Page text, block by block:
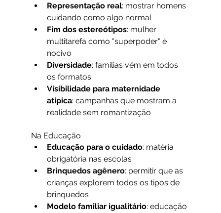
Representação real: mostrar homens
cuidando como algo normal
Fim dos estereótipos: mulher
multitarefa como "superpoder" é
nocivo
Diversidade: famílias vêm em todos
os formatos
Visibilidade para maternidade
atípica: campanhas que mostram a
realidade sem romantização
Na Educação
Educação para o cuidado: matéria
obrigatória nas escolas
Brinquedos agênero: permitir que as
crianças explorem todos os tipos de
brinquedos
Modelo familiar igualitário: educação